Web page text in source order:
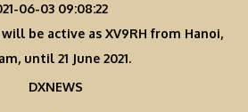
06-03 09:08:22
will be active as XV9RH from Hanoi,
until 21 June 2021.